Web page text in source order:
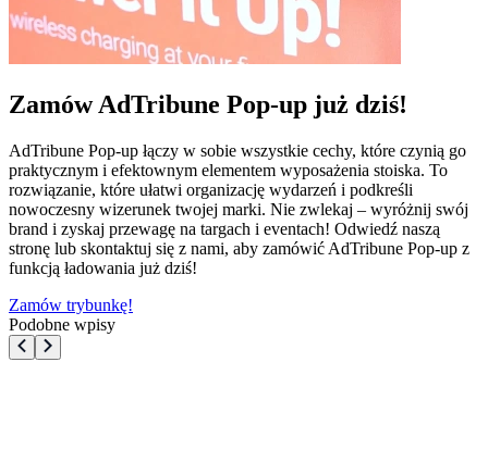
Zamów AdTribune Pop-up już dziś!
AdTribune Pop-up łączy w sobie wszystkie cechy, które czynią go
praktycznym i efektownym elementem wyposażenia stoiska. To
rozwiązanie, które ułatwi organizację wydarzeń i podkreśli
nowoczesny wizerunek twojej marki. Nie zwlekaj – wyróżnij swój
brand i zyskaj przewagę na targach i eventach! Odwiedź naszą
stronę lub skontaktuj się z nami, aby zamówić AdTribune Pop-up z
funkcją ładowania już dziś!
Zamów trybunkę!
Podobne wpisy